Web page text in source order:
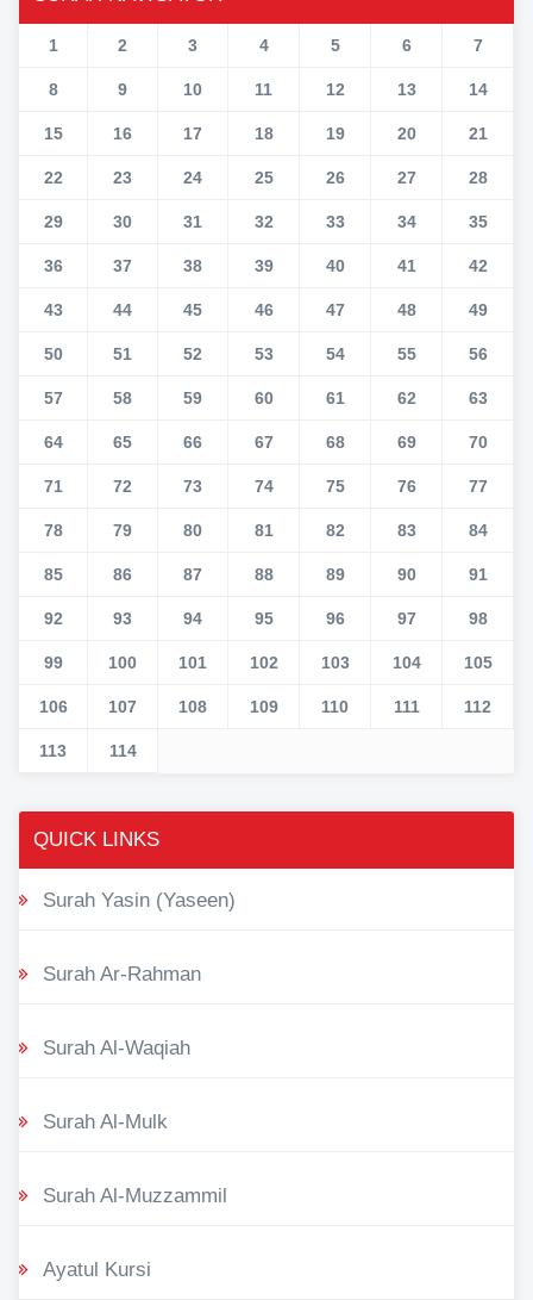
1 2 3 4 5 6 7
8 9 10 11 12 13 14
15 16 17 18 19 20 21
22 23 24 25 26 27 28
29 30 31 32 33 34 35
36 37 38 39 40 41 42
43 44 45 46 47 48 49
50 51 52 53 54 55 56
57 58 59 60 61 62 63
64 65 66 67 68 69 70
71 72 73 74 75 76 77
78 79 80 81 82 83 84
85 86 87 88 89 90 91
92 93 94 95 96 97 98
99 100 101 102 103 104 105
106 107 108 109 110 111 112
113 114
QUICK LINKS
Surah Yasin (Yaseen)
Surah Ar-Rahman
Surah Al-Waqiah
Surah Al-Mulk
Surah Al-Muzzammil
Ayatul Kursi